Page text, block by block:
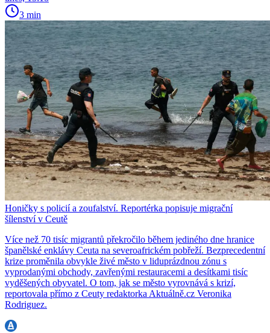
3 min
Honičky s policií a zoufalství. Reportérka popisuje migrační
šílenství v Ceutě
Více než 70 tisíc migrantů překročilo během jediného dne hranice
španělské enklávy Ceuta na severoafrickém pobřeží. Bezprecedentní
krize proměnila obvykle živé město v liduprázdnou zónu s
vyprodanými obchody, zavřenými restauracemi a desítkami tisíc
vyděšených obyvatel. O tom, jak se město vyrovnává s krizí,
reportovala přímo z Ceuty redaktorka Aktuálně.cz Veronika
Rodriguez.